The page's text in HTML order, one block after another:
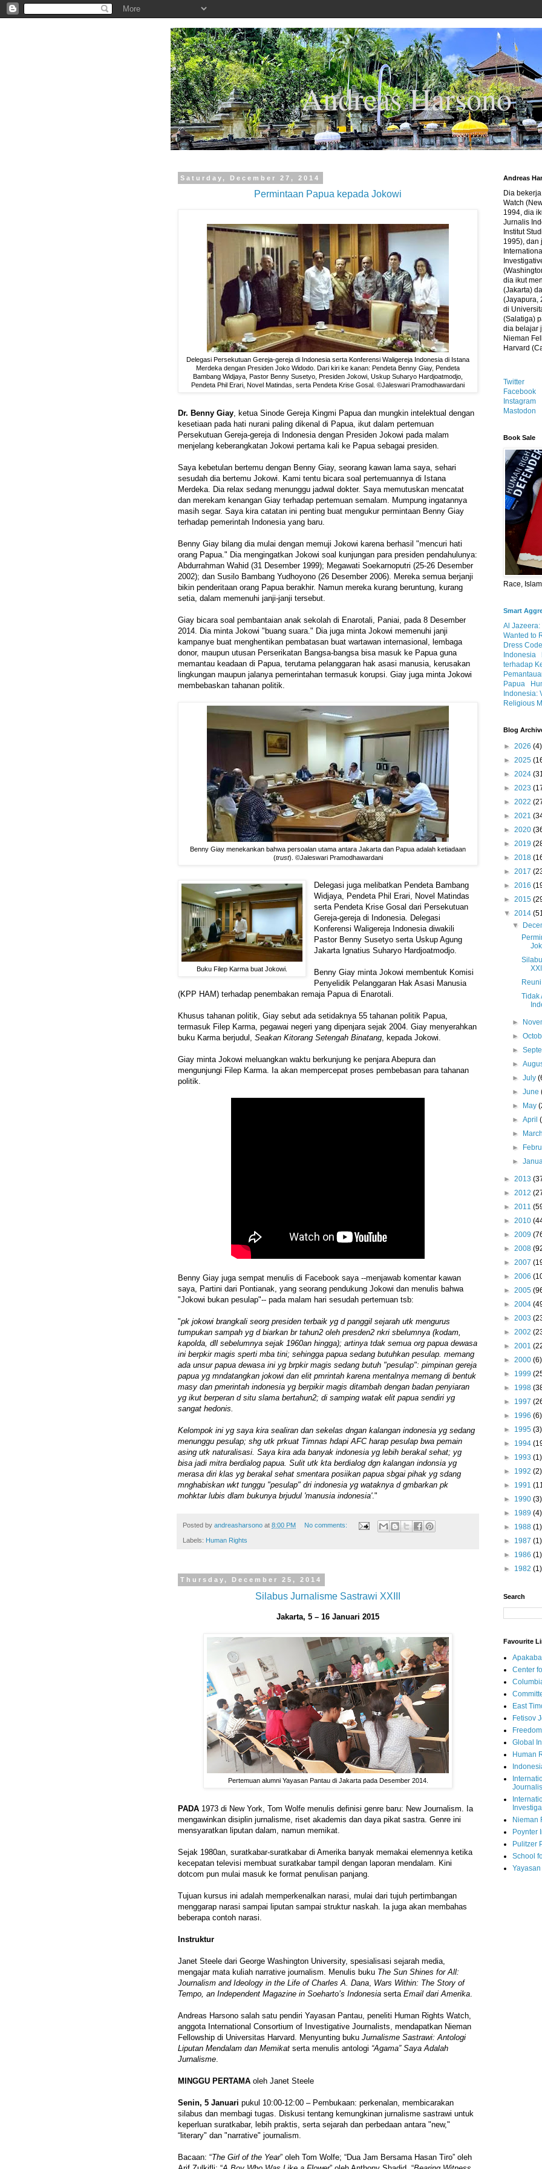
.
Andreas Harsono
Saturday, December 27, 2014
Permintaan Papua kepada Jokowi
Delegasi Persekutuan Gereja-gereja di Indonesia serta Konferensi Waligereja Indonesia di Istana
Merdeka dengan Presiden Joko Widodo. Dari kiri ke kanan: Pendeta Benny Giay, Pendeta
Bambang Widjaya, Pastor Benny Susetyo, Presiden Jokowi, Uskup Suharyo Hardjoatmodjo,
Pendeta Phil Erari, Novel Matindas, serta Pendeta Krise Gosal. ©Jaleswari Pramodhawardani
Dr. Benny Giay , ketua Sinode Gereja Kingmi Papua dan mungkin intelektual dengan
kesetiaan pada hati nurani paling dikenal di Papua, ikut dalam pertemuan
Persekutuan Gereja-gereja di Indonesia dengan Presiden Jokowi pada malam
menjelang keberangkatan Jokowi pertama kali ke Papua sebagai presiden.
Saya kebetulan bertemu dengan Benny Giay, seorang kawan lama saya, sehari
sesudah dia bertemu Jokowi. Kami tentu bicara soal pertemuannya di Istana
Merdeka. Dia relax sedang menunggu jadwal dokter. Saya memutuskan mencatat
dan merekam kenangan Giay terhadap pertemuan semalam. Mumpung ingatannya
masih segar. Saya kira catatan ini penting buat mengukur permintaan Benny Giay
terhadap pemerintah Indonesia yang baru.
Benny Giay bilang dia mulai dengan memuji Jokowi karena berhasil "mencuri hati
orang Papua." Dia mengingatkan Jokowi soal kunjungan para presiden pendahulunya:
Abdurrahman Wahid (31 Desember 1999); Megawati Soekarnoputri (25-26 Desember
2002); dan Susilo Bambang Yudhoyono (26 Desember 2006). Mereka semua berjanji
bikin penderitaan orang Papua berakhir. Namun mereka kurang beruntung, kurang
setia, dalam memenuhi janji-janji tersebut.
Giay bicara soal pembantaian anak sekolah di Enarotali, Paniai, pada 8 Desember
2014. Dia minta Jokowi "buang suara." Dia juga minta Jokowi memenuhi janji
kampanye buat menghentikan pembatasan buat wartawan internasional, lembaga
donor, maupun utusan Perserikatan Bangsa-bangsa bisa masuk ke Papua guna
memantau keadaan di Papua, terutama pelanggaran hak asasi manusia, kerusakan
lingkungan maupun jalanya pemerintahan termasuk korupsi. Giay juga minta Jokowi
membebaskan tahanan politik.
Benny Giay menekankan bahwa persoalan utama antara Jakarta dan Papua adalah ketiadaan
(trust). ©Jaleswari Pramodhawardani
Buku Filep Karma buat Jokowi.
Delegasi juga melibatkan Pendeta Bambang
Widjaya, Pendeta Phil Erari, Novel Matindas
serta Pendeta Krise Gosal dari Persekutuan
Gereja-gereja di Indonesia. Delegasi
Konferensi Waligereja Indonesia diwakili
Pastor Benny Susetyo serta Uskup Agung
Jakarta Ignatius Suharyo Hardjoatmodjo.
Benny Giay minta Jokowi membentuk Komisi
Penyelidik Pelanggaran Hak Asasi Manusia
(KPP HAM) terhadap penembakan remaja Papua di Enarotali.
Khusus tahanan politik, Giay sebut ada setidaknya 55 tahanan politik Papua,
termasuk Filep Karma, pegawai negeri yang dipenjara sejak 2004. Giay menyerahkan
buku Karma berjudul, Seakan Kitorang Setengah Binatang, kepada Jokowi.
Giay minta Jokowi meluangkan waktu berkunjung ke penjara Abepura dan
mengunjungi Filep Karma. Ia akan mempercepat proses pembebasan para tahanan
politik.
Benny Giay juga sempat menulis di Facebook saya --menjawab komentar kawan
saya, Partini dari Pontianak, yang seorang pendukung Jokowi dan menulis bahwa
"Jokowi bukan pesulap"-- pada malam hari sesudah pertemuan tsb:
"pk jokowi brangkali seorg presiden terbaik yg d panggil sejarah utk mengurus
tumpukan sampah yg d biarkan br tahun2 oleh presden2 nkri sbelumnya (kodam,
kapolda, dll sebelumnya sejak 1960an hingga); artinya tdak semua org papua dewasa
ini berpkir magis sperti mba tini; sehingga papua sedang butuhkan pesulap. memang
ada unsur papua dewasa ini yg brpkir magis sedang butuh "pesulap": pimpinan gereja
papua yg mndatangkan jokowi dan elit pmrintah karena mentalnya memang di bentuk
masy dan pmerintah indonesia yg berpikir magis ditambah dengan badan penyiaran
yg ikut berperan d situ slama bertahun2; di samping watak elit papua sendiri yg
sangat hedonis.
Kelompok ini yg saya kira sealiran dan sekelas dngan kalangan indonesia yg sedang
menunggu pesulap; shg utk prkuat Timnas hdapi AFC harap pesulap bwa pemain
asing utk naturalisasi. Saya kira ada banyak indonesia yg lebih berakal sehat; yg
bisa jadi mitra berdialog papua. Sulit utk kta berdialog dgn kalangan indonsia yg
merasa diri klas yg berakal sehat smentara posiikan papua sbgai pihak yg sdang
mnghabiskan wkt tunggu "pesulap" dri indonesia yg wataknya d gmbarkan pk
mohktar lubis dlam bukunya brjudul 'manusia indonesia'."
Posted by andreasharsono at 8:00 PM No comments:
Labels: Human Rights
Thursday, December 25, 2014
Silabus Jurnalisme Sastrawi XXIII
Jakarta, 5 – 16 Januari 2015
Pertemuan alumni Yayasan Pantau di Jakarta pada Desember 2014.
PADA 1973 di New York, Tom Wolfe menulis definisi genre baru: New Journalism. Ia
mengawinkan disiplin jurnalisme, riset akademis dan daya pikat sastra. Genre ini
mensyaratkan liputan dalam, namun memikat.
Sejak 1980an, suratkabar-suratkabar di Amerika banyak memakai elemennya ketika
kecepatan televisi membuat suratkabar tampil dengan laporan mendalam. Kini
dotcom pun mulai masuk ke format penulisan panjang.
Tujuan kursus ini adalah memperkenalkan narasi, mulai dari tujuh pertimbangan
menggarap narasi sampai liputan sampai struktur naskah. Ia juga akan membahas
beberapa contoh narasi.
Instruktur
Janet Steele dari George Washington University, spesialisasi sejarah media,
mengajar mata kuliah narrative journalism. Menulis buku The Sun Shines for All:
Journalism and Ideology in the Life of Charles A. Dana Wars Within: The Story of
Tempo, an Independent Magazine in Soeharto’s Indonesia serta Email dari Amerika
Andreas Harsono salah satu pendiri Yayasan Pantau, peneliti Human Rights Watch,
anggota International Consortium of Investigative Journalists, mendapatkan Nieman
Fellowship di Universitas Harvard. Menyunting buku Jurnalisme Sastrawi: Antologi
Liputan Mendalam dan Memikat serta menulis antologi “Agama” Saya Adalah
Jurnalisme
MINGGU PERTAMA oleh Janet Steele
Senin, 5 Januari pukul 10:00-12:00 – Pembukaan: perkenalan, membicarakan
silabus dan membagi tugas. Diskusi tentang kemungkinan jurnalisme sastrawi untuk
keperluan suratkabar, lebih praktis, serta sejarah dan perbedaan antara "new,"
“literary" dan "narrative" journalism.
Bacaan: “The Girl of the Year” oleh Tom Wolfe; “Dua Jam Bersama Hasan Tiro” oleh
Andreas
Dia
Watch
1994, dia
Jurnalis
Institut
1995), dan
dia ikut
(Jakarta)
(Jayapura,
di
(Salatiga)
dia belajar
Nieman
Harvard
Twitter
Facebook
Instagram
Mastodon
Book Sale
Race,
Smart
Al Jazeera:
Wanted to
Dress
Indonesia
terhadap
Papua
Indonesia:
Religious
Blog
► 2026 (4)
► 2025
► 2024
► 2023
► 2022
► 2021
► 2020
► 2019
► 2018
► 2017
► 2016
► 2015
▼ 2014
▼
XXIII
Tidak
►
►
►
►
►July
►June
►
May
►April
►
►
►
► 2013
► 2012
► 2011
► 2010
► 2009
► 2008
► 2007
► 2006
► 2005
► 2004
► 2003
► 2002
► 2001
► 2000 (6)
► 1999
► 1998
► 1997
► 1996 (6)
► 1995 (3)
► 1994
► 1993 (1)
► 1992 (2)
► 1991
► 1990 (3)
► 1989 (4)
► 1988 (1)
► 1987 (1)
► 1986 (1)
► 1982 (1)
Search
Favourite
Center
East
Fetisov
Global
Human
Nieman
Poynter
Pulitzer
School